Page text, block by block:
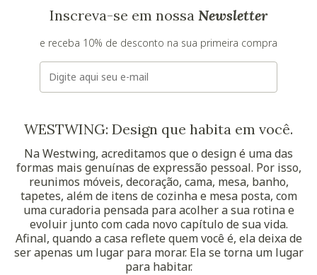
Inscreva-se em nossa Newsletter
e receba 10% de desconto na sua primeira compra
E-mail
WESTWING: Design que habita em você.
Na Westwing, acreditamos que o design é uma das
formas mais genuínas de expressão pessoal. Por isso,
reunimos móveis, decoração, cama, mesa, banho,
tapetes, além de itens de cozinha e mesa posta, com
uma curadoria pensada para acolher a sua rotina e
evoluir junto com cada novo capítulo de sua vida.
Afinal, quando a casa reflete quem você é, ela deixa de
ser apenas um lugar para morar. Ela se torna um lugar
para habitar.